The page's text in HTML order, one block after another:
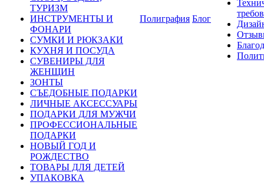
ТУРИЗМ
ИНСТРУМЕНТЫ И
ФОНАРИ
СУМКИ И РЮКЗАКИ
КУХНЯ И ПОСУДА
СУВЕНИРЫ ДЛЯ
ЖЕНЩИН
ЗОНТЫ
СЪЕДОБНЫЕ ПОДАРКИ
ЛИЧНЫЕ АКСЕССУАРЫ
ПОДАРКИ ДЛЯ МУЖЧИ
ПРОФЕССИОНАЛЬНЫЕ
ПОДАРКИ
НОВЫЙ ГОД И
РОЖДЕСТВО
ТОВАРЫ ДЛЯ ДЕТЕЙ
УПАКОВКА
Полиграфия Блог